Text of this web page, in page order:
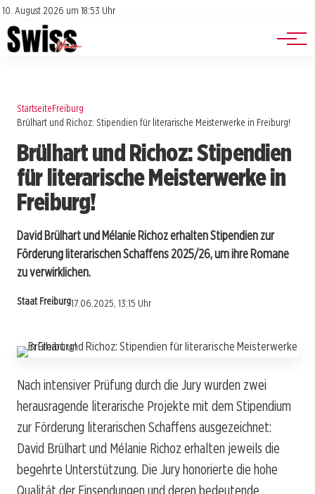
10. August 2026 um 18:53 Uhr
Impressum
Datenschutz
Jobs
Events
StartseiteFreiburg
Brülhart und Richoz: Stipendien für literarische Meisterwerke in Freiburg!
Brülhart und Richoz: Stipendien
für literarische Meisterwerke in
Freiburg!
David Brülhart und Mélanie Richoz erhalten Stipendien zur
Förderung literarischen Schaffens 2025/26, um ihre Romane
zu verwirklichen.
Staat Freiburg17.06.2025, 13:15 Uhr
Nach intensiver Prüfung durch die Jury wurden zwei
herausragende literarische Projekte mit dem Stipendium
zur Förderung literarischen Schaffens ausgezeichnet:
David Brülhart und Mélanie Richoz erhalten jeweils die
begehrte Unterstützung. Die Jury honorierte die hohe
Qualität der Einsendungen und deren bedeutende